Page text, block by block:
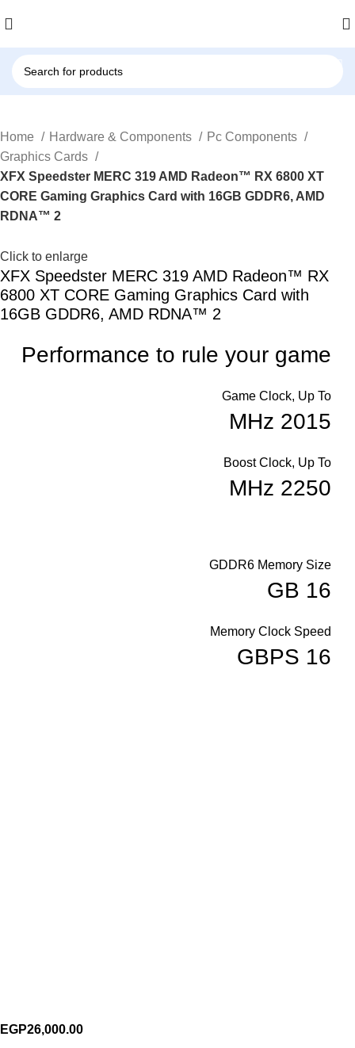
Home Hardware & Components
Pc Components
Graphics Cards
XFX Speedster MERC 319 AMD Radeon™ RX 6800 XT
CORE Gaming Graphics Card with 16GB GDDR6, AMD
RDNA™ 2
Click to enlarge
XFX Speedster MERC 319 AMD Radeon™ RX
6800 XT CORE Gaming Graphics Card with
16GB GDDR6, AMD RDNA™ 2
Performance to rule your game
Game Clock, Up To
2015 MHz
Boost Clock, Up To
2250 MHz
GDDR6 Memory Size
16 GB
Memory Clock Speed
16 GBPS
EGP26,000.00